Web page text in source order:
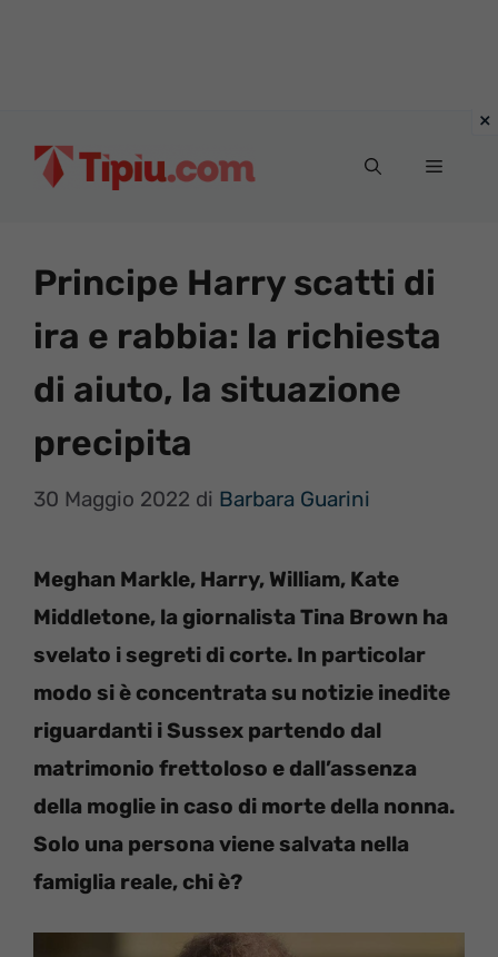
Menu
Principe Harry scatti di
ira e rabbia: la richiesta
di aiuto, la situazione
precipita
30 Maggio 2022 di Barbara Guarini
Meghan Markle, Harry, William, Kate
Middletone, la giornalista Tina Brown ha
svelato i segreti di corte. In particolar
modo si è concentrata su notizie inedite
riguardanti i Sussex partendo dal
matrimonio frettoloso e dall’assenza
della moglie in caso di morte della nonna.
Solo una persona viene salvata nella
famiglia reale, chi è?